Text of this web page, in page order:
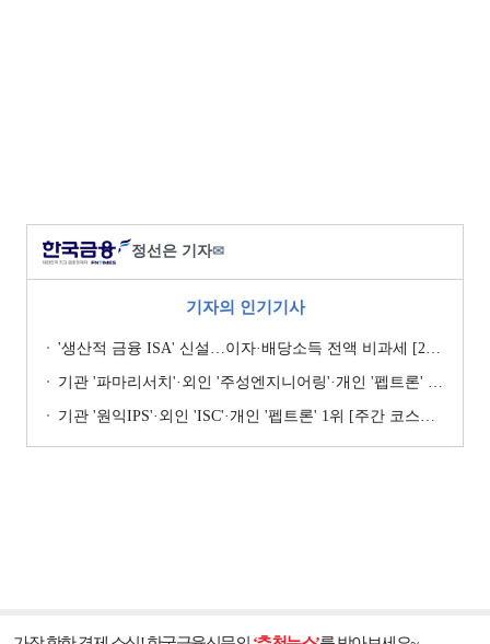
정선은 기자✉
기자의 인기기사
'생산적 금융 ISA' 신설…이자·배당소득 전액 비과세 [2026 세제개편안]
기관 '파마리서치'·외인 '주성엔지니어링'·개인 '펩트론' 1위 [주간 코스닥 순매수- 2026년 7월27일~7월31일]
기관 '원익IPS'·외인 'ISC'·개인 '펩트론' 1위 [주간 코스닥 순매수- 2026년 7월6일~7월10일]